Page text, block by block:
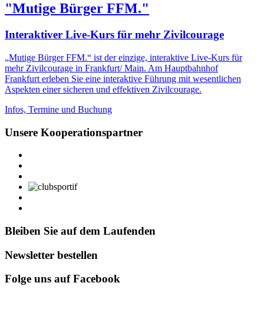
"Mutige Bürger FFM."
Interaktiver Live-Kurs für mehr Zivilcourage
„Mutige Bürger FFM.“ ist der einzige, interaktive Live-Kurs für
mehr Zivilcourage in Frankfurt/ Main. Am Hauptbahnhof
Frankfurt erleben Sie eine interaktive Führung mit wesentlichen
Aspekten einer sicheren und effektiven Zivilcourage.
Infos, Termine und Buchung
Unsere Kooperationspartner
Bleiben Sie auf dem Laufenden
Newsletter bestellen
Folge uns auf Facebook